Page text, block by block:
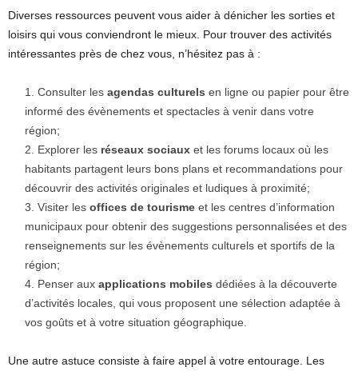
Diverses ressources peuvent vous aider à dénicher les sorties et
loisirs qui vous conviendront le mieux. Pour trouver des activités
intéressantes près de chez vous, n’hésitez pas à :
Consulter les agendas culturels en ligne ou papier pour être
informé des évènements et spectacles à venir dans votre
région;
Explorer les réseaux sociaux et les forums locaux où les
habitants partagent leurs bons plans et recommandations pour
découvrir des activités originales et ludiques à proximité;
Visiter les offices de tourisme et les centres d’information
municipaux pour obtenir des suggestions personnalisées et des
renseignements sur les évènements culturels et sportifs de la
région;
Penser aux applications mobiles dédiées à la découverte
d’activités locales, qui vous proposent une sélection adaptée à
vos goûts et à votre situation géographique.
Une autre astuce consiste à faire appel à votre entourage. Les